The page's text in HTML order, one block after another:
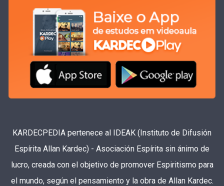
KARDECPEDIA pertenece al IDEAK (Instituto de Difusión
Espírita Allan Kardec) - Asociación Espírita sin ánimo de
lucro, creada con el objetivo de promover Espiritismo para
el mundo, según el pensamiento y la obra de Allan Kardec.